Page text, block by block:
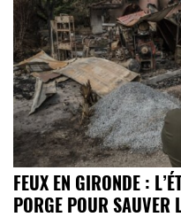
FEUX EN GIRONDE :
PORGE POUR SAUVER